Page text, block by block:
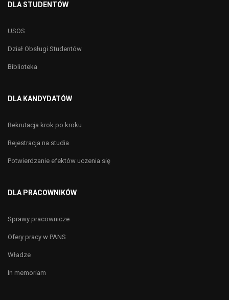
DLA STUDENTÓW
USOS
Dział Obsługi Studentów
Biblioteka
DLA KANDYDATÓW
Rekrutacja krok po kroku
Rejestracja na studia
Potwierdzanie efektów uczenia się
DLA PRACOWNIKÓW
Sprawy pracownicze
Ofery pracy w PANS
Władze
In memoriam